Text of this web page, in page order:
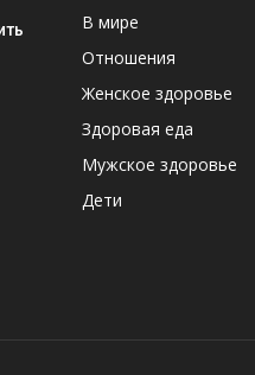
В мире
Отношения
Женское здоровье
Здоровая еда
Мужское здоровье
Дети